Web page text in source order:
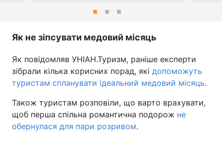
Як не зіпсувати медовий місяць
Як повідомляв УНІАН.Туризм, раніше експерти
зібрали кілька корисних порад, які допоможуть
туристам спланувати ідеальний медовий місяць.
Також туристам розповіли, що варто врахувати,
щоб перша спільна романтична подорож не
обернулася для пари розривом.